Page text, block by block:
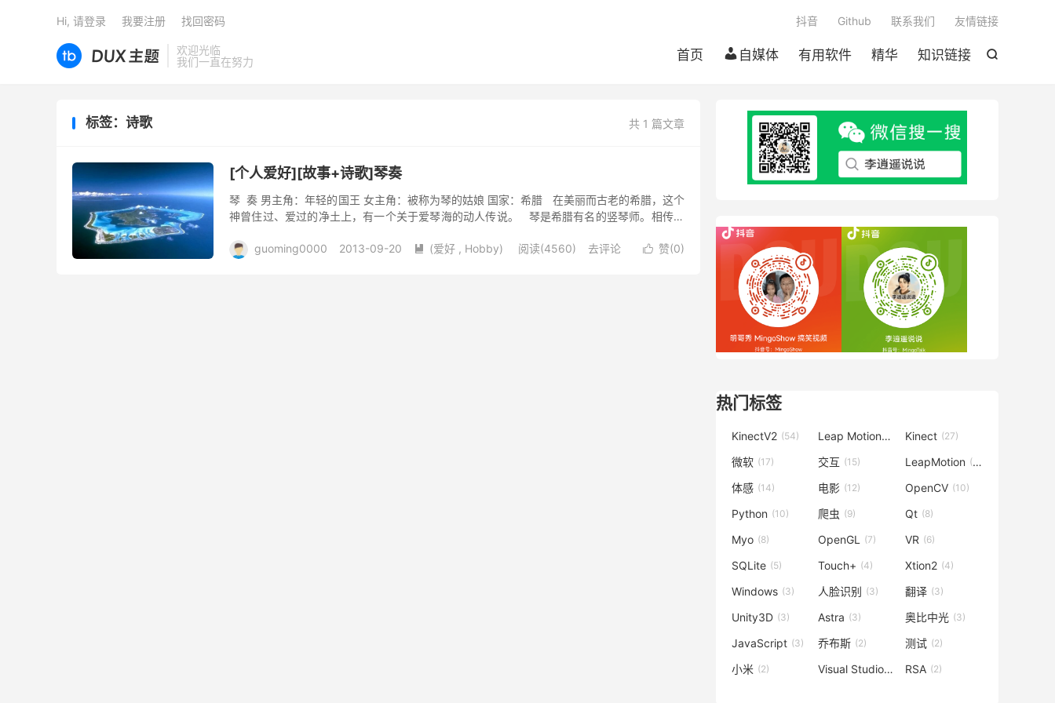
欢迎光临
我们一直在努力

首页 自媒体 有用软件 精华 知识链接
抖音 Github 联系我们 友情链接
Hi, 请登录 我要注册 找回密码
共 1 篇文章
标签：诗歌
[个人爱好][故事+诗歌]琴奏
琴 奏 男主角：年轻的国王 女主角：被称为琴的姑娘 国家：希腊 在美丽而古老的希腊，这个
神曾住过、爱过的净土上，有一个关于爱琴海的动人传说。 琴是希腊有名的竖琴师。相传她
 赞(0)
guoming0000 2013-09-20  (爱好 , Hobby) 阅读(4560) 去评论
热门标签
KinectV2 (54) Leap Motion(42) Kinect (27)
微软 (17) 交互 (15) LeapMotion (15)
体感 (14) 电影 (12) OpenCV (10)
Python (10) 爬虫 (9) Qt (8)
Myo (8) OpenGL (7) VR (6)
SQLite (5) Touch+ (4) Xtion2 (4)
Windows (3) 人脸识别 (3) 翻译 (3)
Unity3D (3) Astra (3) 奥比中光 (3)
JavaScript (3) 乔布斯 (2) 测试 (2)
小米 (2) Visual Studio(2) RSA (2)